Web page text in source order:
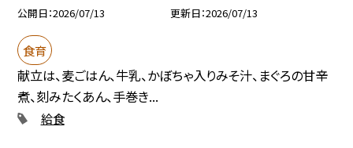
公開日 2026/07/13 更新日 2026/07/13
食育
献立は、麦ごはん、牛乳、かぼちゃ入りみそ汁、まぐろの甘辛
煮、刻みたくあん、手巻き...
給食